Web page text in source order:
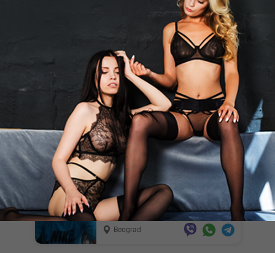
Looking for a girl for a pleasant time
Ivon96, 30
Zelim upoznati finog coveka za
druzenje 🥰🥰🥰
Beograd
Sone83, 42
kod mene aj prevarite se pa se javite a
da niste sa cifram...
Beograd